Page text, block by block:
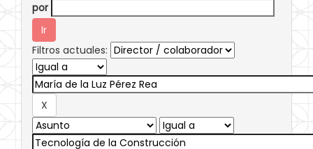
por
Filtros actuales: